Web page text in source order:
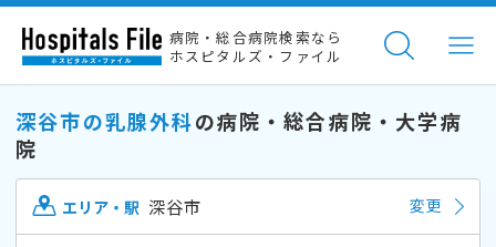
病院・総合病院検索なら
ホスピタルズ・ファイル
深谷市の乳腺外科の病院・総合病院・大学病
院
エリア・駅 深谷市 変更